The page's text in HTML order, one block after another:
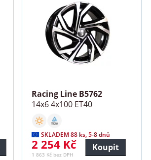
Racing Line B5762
14x6 4x100 ET40
SKLADEM 88 ks, 5-8 dnů
2 254 Kč
1 863 Kč bez DPH
Koupit